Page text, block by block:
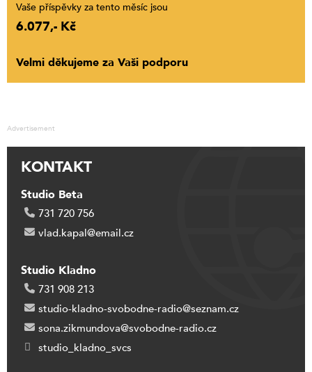
Vaše příspěvky za tento měsíc jsou
6.077,- Kč
Velmi děkujeme za Vaši podporu
Advertisement
KONTAKT
Studio Beta
731 720 756
vlad.kapal@email.cz
Studio Kladno
731 908 213
studio-kladno-svobodne-radio@seznam.cz
sona.zikmundova@svobodne-radio.cz
studio_kladno_svcs